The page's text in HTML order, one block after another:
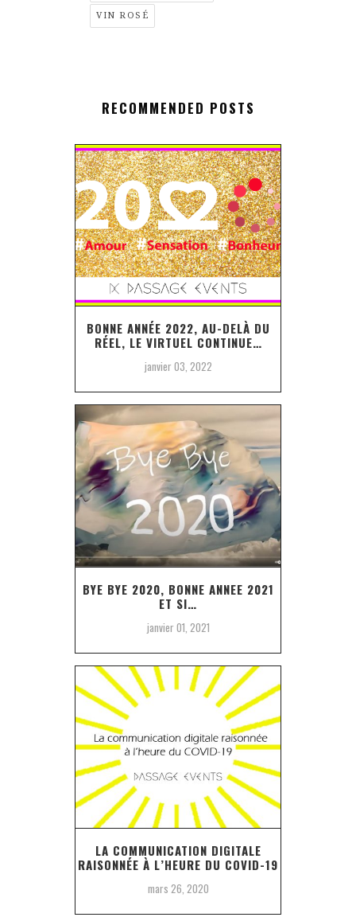
VIN ROSÉ
RECOMMENDED POSTS
BONNE ANNÉE 2022, AU-DELÀ DU
RÉEL, LE VIRTUEL CONTINUE…
janvier 03, 2022
BYE BYE 2020, BONNE ANNEE 2021
ET SI…
janvier 01, 2021
LA COMMUNICATION DIGITALE
RAISONNÉE À L’HEURE DU COVID-19
mars 26, 2020